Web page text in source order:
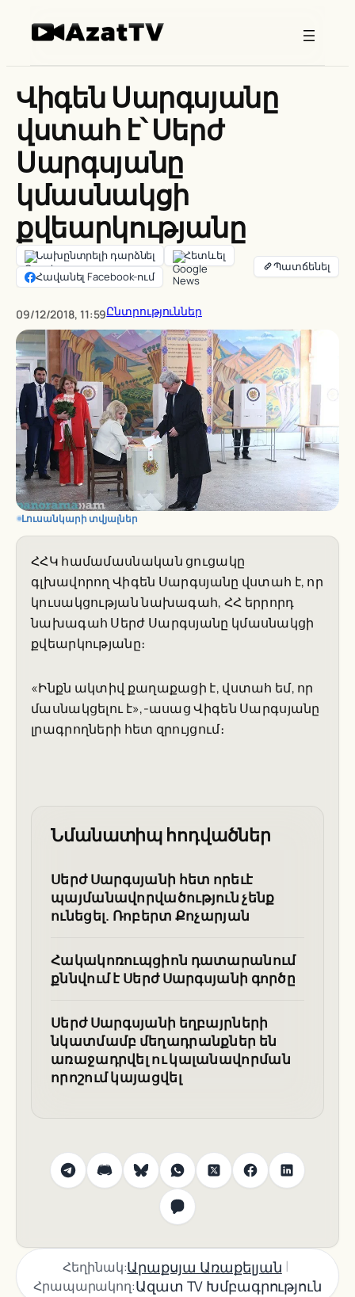
Վիգեն Սարգսյանը
վստահ է՝ Սերժ
Սարգսյանը
կմասնակցի
քվեարկությանը
Նախընտրելի դարձնել
Հետևել
Հավանել Facebook-ում
09/12/2018, 11:59Ընտրություններ
Լուսանկարի տվյալներ
ՀՀԿ համամասնական ցուցակը
գլխավորող Վիգեն Սարգսյանը վստահ է, որ
կուսակցության նախագահ, ՀՀ երրորդ
նախագահ Սերժ Սարգսյանը կմասնակցի
քվեարկությանը։
«Ինքն ակտիվ քաղաքացի է, վստահ եմ, որ
մասնակցելու է»,-ասաց Վիգեն Սարգսյանը
լրագրողների հետ զրույցում։
Նմանատիպ հոդվածներ
Սերժ Սարգսյանի հետ որեւէ
պայմանավորվածություն չենք
ունեցել. Ռոբերտ Քոչարյան
Հակակոռուպցիոն դատարանում
քննվում է Սերժ Սարգսյանի գործը
Սերժ Սարգսյանի եղբայրների
նկատմամբ մեղադրանքներ են
առաջադրվել ու կալանավորման
որոշում կայացվել
Հեղինակ:Արաքսյա Առաքելյան |
Հրապարակող:Ազատ TV Խմբագրություն